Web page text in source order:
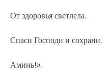
От здоровья светлела.
Спаси Господи и сохрани.
Аминь!».